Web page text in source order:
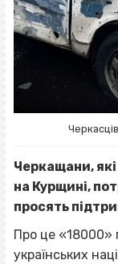
Черкащани,
на Курщині,
просять
Про це «18000»
українських